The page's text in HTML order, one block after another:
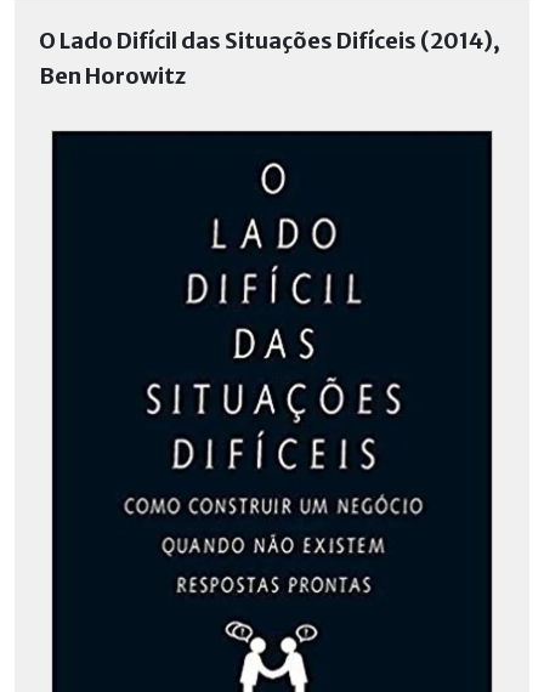
O Lado Difícil das Situações Difíceis (2014),
Ben Horowitz